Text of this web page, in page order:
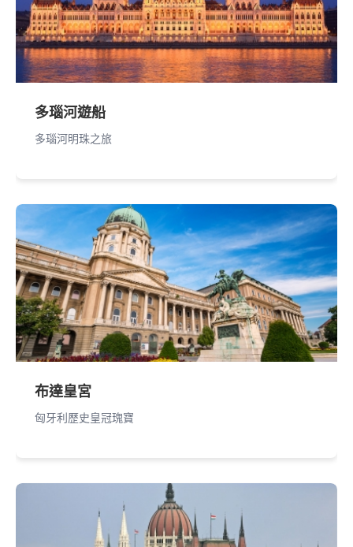
多瑙河遊船
多瑙河明珠之旅
布達皇宮
匈牙利歷史皇冠瑰寶